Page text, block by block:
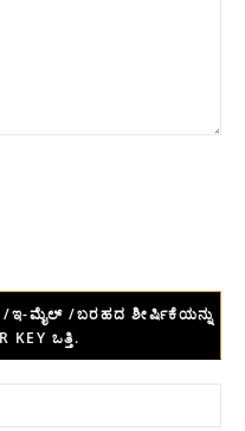
/ಇ-ಮೈಲ್ /ಬರಹದ ಶೀರ್ಷಿಕೆಯನ್ನು
KEY ಒತ್ತಿ.